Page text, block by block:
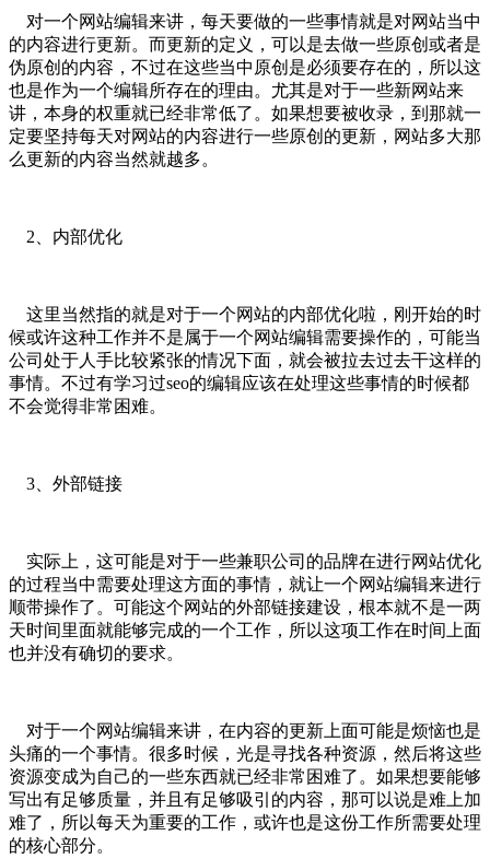
对一个网站编辑来讲，每天要做的一些事情就是对网站当中
的内容进行更新。而更新的定义，可以是去做一些原创或者是
伪原创的内容，不过在这些当中原创是必须要存在的，所以这
也是作为一个编辑所存在的理由。尤其是对于一些新网站来
讲，本身的权重就已经非常低了。如果想要被收录，到那就一
定要坚持每天对网站的内容进行一些原创的更新，网站多大那
么更新的内容当然就越多。
2、内部优化
这里当然指的就是对于一个网站的内部优化啦，刚开始的时
候或许这种工作并不是属于一个网站编辑需要操作的，可能当
公司处于人手比较紧张的情况下面，就会被拉去过去干这样的
事情。不过有学习过seo的编辑应该在处理这些事情的时候都
不会觉得非常困难。
3、外部链接
实际上，这可能是对于一些兼职公司的品牌在进行网站优化
的过程当中需要处理这方面的事情，就让一个网站编辑来进行
顺带操作了。可能这个网站的外部链接建设，根本就不是一两
天时间里面就能够完成的一个工作，所以这项工作在时间上面
也并没有确切的要求。
对于一个网站编辑来讲，在内容的更新上面可能是烦恼也是
头痛的一个事情。很多时候，光是寻找各种资源，然后将这些
资源变成为自己的一些东西就已经非常困难了。如果想要能够
写出有足够质量，并且有足够吸引的内容，那可以说是难上加
难了，所以每天为重要的工作，或许也是这份工作所需要处理
的核心部分。